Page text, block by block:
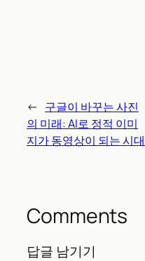
← 구글이 바꾸는 사진
의 미래: AI로 정적 이미
지가 동영상이 되는 시대
Comments
답글 남기기